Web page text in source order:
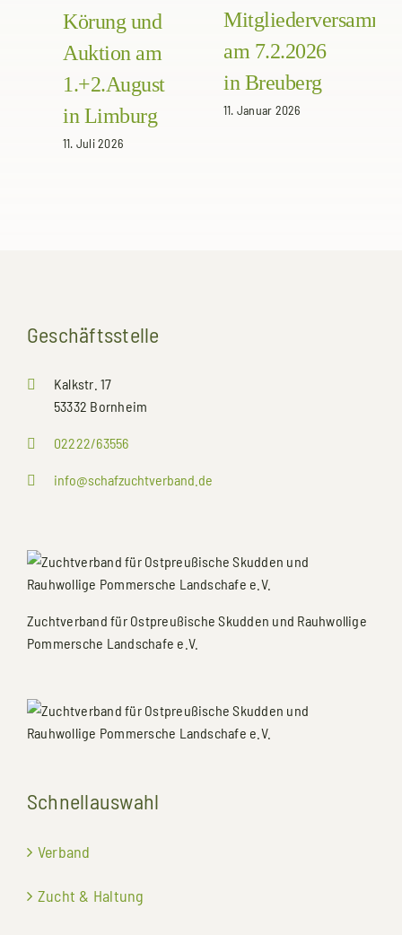
Körung und
Auktion am
1.+2.August
in Limburg
11. Juli 2026
am 7.2.2026
in Breuberg
11. Januar 2026
Geschäftsstelle
Kalkstr. 17
53332 Bornheim
02222/63556
info@schafzuchtverband.de
Zuchtverband für Ostpreußische Skudden und Rauhwollige
Pommersche Landschafe e.V.
Schnellauswahl
Verband
Zucht & Haltung